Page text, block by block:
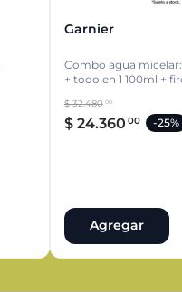
Garnier
Combo agua
+ todo en 1 100ml +
$ 32.480 00
$ 24.360 00 -25%
Agregar